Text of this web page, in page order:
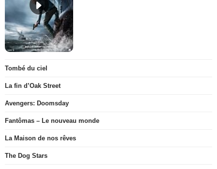
Tombé du ciel
La fin d’Oak Street
Avengers: Doomsday
Fantômas – Le nouveau monde
La Maison de nos rêves
The Dog Stars